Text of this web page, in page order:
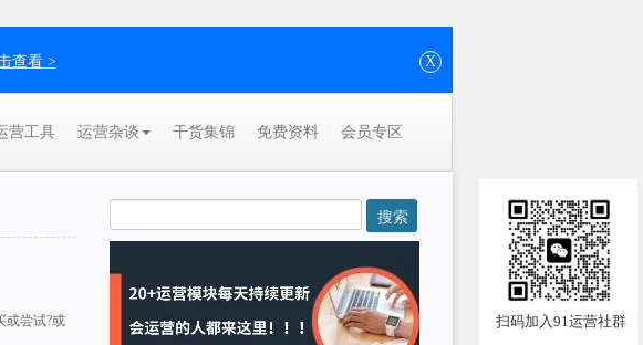
查看 > X
营工具 运营杂谈 干货集锦 免费资料 会员专区
或尝试?或
扫码加入91运营社群